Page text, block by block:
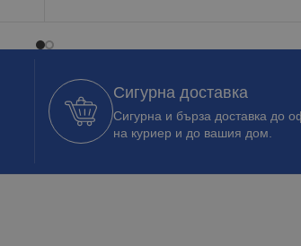
Сигурна доставка
Сигурна и бърза доставка до
на куриер и до вашия дом.